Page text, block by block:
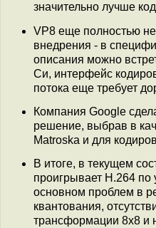
значительно лучше
VP8 еще полностью
внедрения - в
описания можно
Си, интерфейс
потока еще требует
Компания Google
решение, выбрав в
Matroska и для
В итоге, в текущем
проигрывает H.264 по
основном проблем в
квантования,
трансформации 8x8 и